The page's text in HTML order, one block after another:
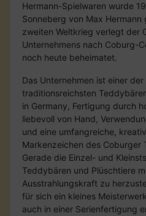
Hermann-Spielwaren wurde
Sonneberg von Max
zweiten Weltkrieg verlegt der
Unternehmens nach Coburg-
noch heute beheimatet.
Das Unternehmen ist einer
traditionsreichsten
in Germany, Fertigung durch
liebevoll von Hand,
und eine umfangreiche,
Markenzeichen des Coburger
Gerade die Einzel- und
Teddybären und Plüschtiere
Ausstrahlungskraft zu
für sich ein kleines
auch in einer Serienfertigung